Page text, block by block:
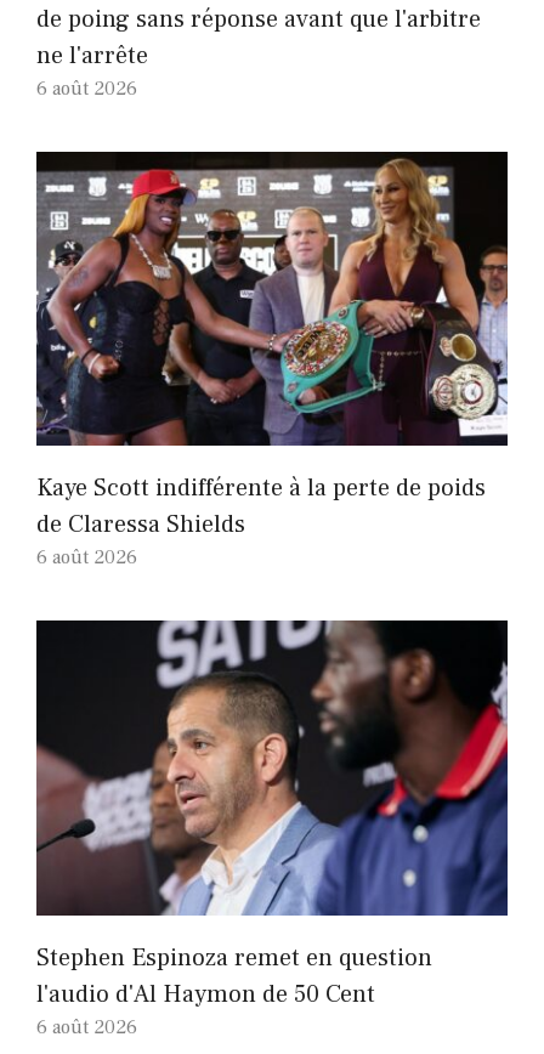
de poing sans réponse avant que l'arbitre
ne l'arrête
6 août 2026
Kaye Scott indifférente à la perte de poids
de Claressa Shields
6 août 2026
Stephen Espinoza remet en question
l'audio d'Al Haymon de 50 Cent
6 août 2026